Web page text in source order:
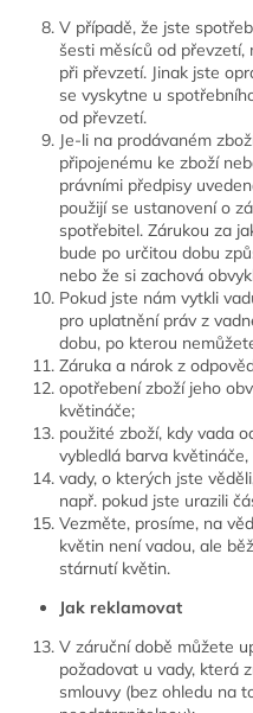
V případě, že jste
šesti měsíců od převzetí,
při převzetí. Jinak jste
se vyskytne u
od převzetí.
Je-li na prodávaném
připojenému ke zboží
právními předpisy
použijí se ustanovení o
spotřebitel. Zárukou za
bude po určitou dobu
nebo že si zachová
Pokud jste nám vytkli
pro uplatnění práv z
dobu, po kterou
Záruka a nárok z
opotřebení zboží jeho
květináče;
použité zboží, kdy vada
vybledlá barva
vady, o kterých jste
např. pokud jste urazili
Vezměte, prosíme, na
květin není vadou, ale
stárnutí květin.
Jak reklamovat
V záruční době můžete
požadovat u vady, která
smlouvy (bez ohledu na